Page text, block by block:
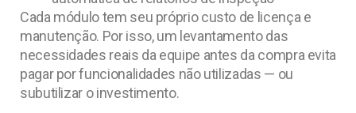
Cada módulo tem seu próprio custo de licença e
manutenção. Por isso, um levantamento das
necessidades reais da equipe antes da compra evita
pagar por funcionalidades não utilizadas — ou
subutilizar o investimento.